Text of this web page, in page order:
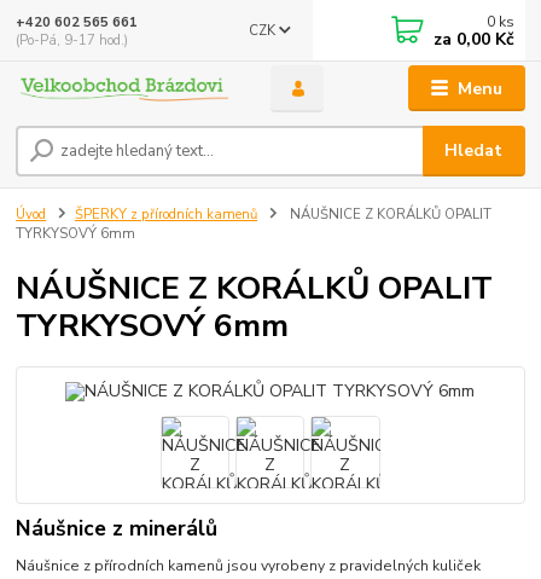
Menu
CZK
Hledat
+420 602 565 661
(Po-Pá, 9-17 hod.)
0 ks
za 0,00 Kč
Úvod ŠPERKY z přírodních kamenů
NÁUŠNICE Z KORÁLKŮ OPALIT
TYRKYSOVÝ 6mm
NÁUŠNICE Z KORÁLKŮ OPALIT
TYRKYSOVÝ 6mm
Náušnice z minerálů
Náušnice z přírodních kamenů jsou vyrobeny z pravidelných kuliček